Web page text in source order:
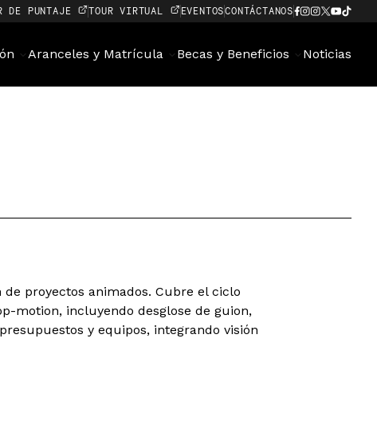
DE PUNTAJE TOUR VIRTUAL EVENTOSCONTÁCTANOS
Aranceles y Matrícula Becas y Beneficios Noticias
proyectos animados. Cubre el ciclo
motion, incluyendo desglose de guion,
y equipos, integrando visión